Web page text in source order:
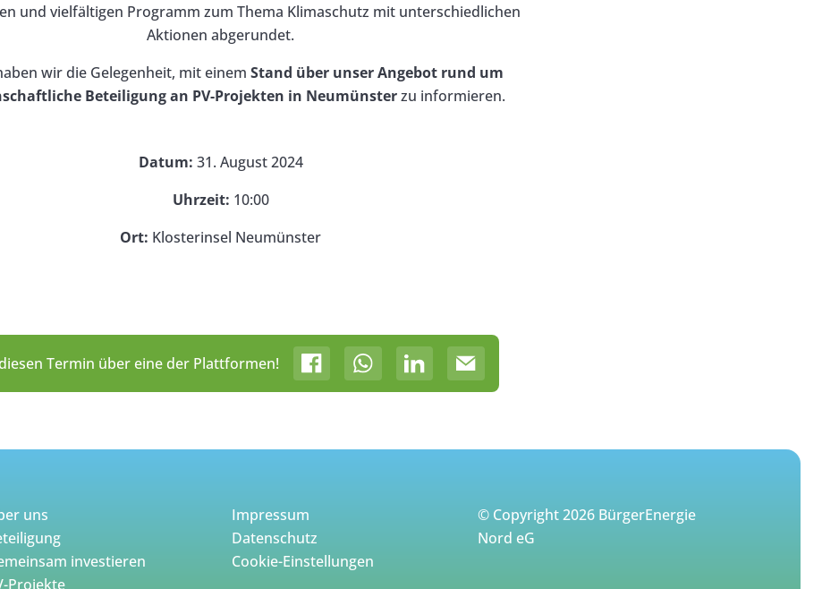
und vielfältigen Programm zum Thema Klimaschutz mit unterschiedlichen
Aktionen abgerundet.
wir die Gelegenheit, mit einem Stand über unser Angebot rund um
Beteiligung an PV-Projekten in Neumünsterzu informieren.
Datum: 31. August 2024
Uhrzeit: 10:00
Ort: Klosterinsel Neumünster
Termin über eine der Plattformen!
uns
investieren
Projekte
Impressum
Datenschutz
Cookie-Einstellungen
© Copyright 2026 BürgerEnergie
Nord eG